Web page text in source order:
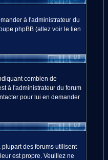
à l'administrateur du
phpBB (allez voir le lien
combien de
à l'administrateur du forum
pour lui en demander
des forums utilisent
est propre. Veuillez ne